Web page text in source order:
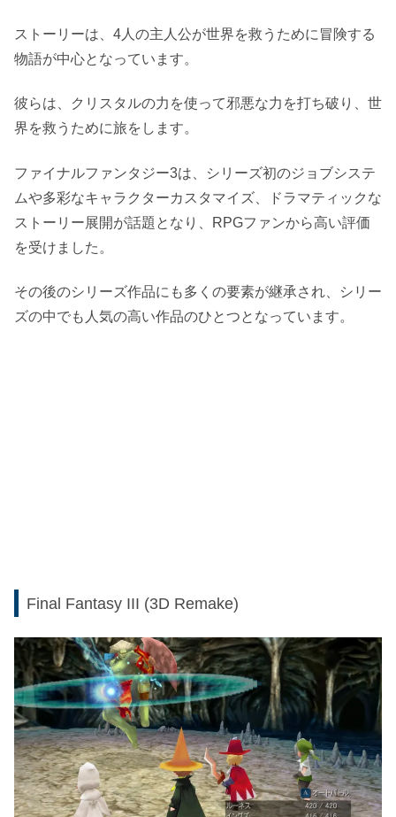
ストーリーは、4人の主人公が世界を救うために冒険する
物語が中心となっています。
彼らは、クリスタルの力を使って邪悪な力を打ち破り、世
界を救うために旅をします。
ファイナルファンタジー3は、シリーズ初のジョブシステ
ムや多彩なキャラクターカスタマイズ、ドラマティックな
ストーリー展開が話題となり、RPGファンから高い評価
を受けました。
その後のシリーズ作品にも多くの要素が継承され、シリー
ズの中でも人気の高い作品のひとつとなっています。
Final Fantasy III (3D Remake)